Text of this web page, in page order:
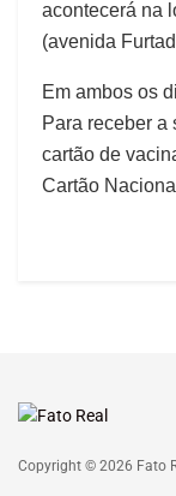
acontecerá na
(avenida
Em ambos os
Para receber a
cartão de
Cartão
Copyright © 2026 Fato